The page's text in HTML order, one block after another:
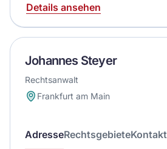
Details ansehen
Johannes Steyer
Rechtsanwalt
Frankfurt am Main
AdresseRechtsgebieteKontakt